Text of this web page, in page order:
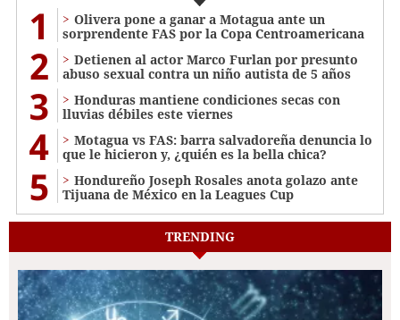
1
Olivera pone a ganar a Motagua ante un
sorprendente FAS por la Copa Centroamericana
2
Detienen al actor Marco Furlan por presunto
abuso sexual contra un niño autista de 5 años
3
Honduras mantiene condiciones secas con
lluvias débiles este viernes
4
Motagua vs FAS: barra salvadoreña denuncia lo
que le hicieron y, ¿quién es la bella chica?
5
Hondureño Joseph Rosales anota golazo ante
Tijuana de México en la Leagues Cup
TRENDING